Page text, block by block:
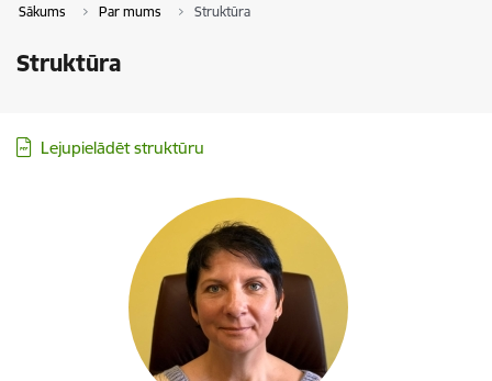
Sākums Par mums Struktūra
Struktūra
Lejupielādēt struktūru